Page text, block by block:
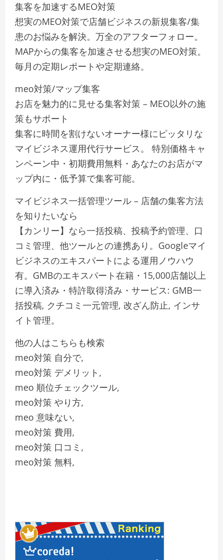
集客を加速するMEO対策
想実のMEO対策で店舗ビジネスの新規集客/集
患のお悩みを解決。万全のアフターフォロー。
MAPからの集客を加速させる想実のMEO対策。
毎月の定期レポートや定期連絡。
meo対策/マップ集客
お店を魅力的に見せる集客対策 – MEO以外の施
策もサポート
集客に時間を割けないオーナー様にピッタリな
マイビジネス運用代行サービス。 特別価格キャ
ンペーン中・初期費用無料・あなたのお店がマ
ップ内に・低予算で集客可能。
マイビジネス一括管理ツール – 店舗の集客方法
を知りたいなら
【カンリー】なら一括投稿、投稿予約管理、口
コミ管理、他ツールとの連携あり。Googleマイ
ビジネスのエキスパートによる運用ノウハウ
有。GMBのエキスパート在籍・15,000店舗以上
に導入済み・特許取得済み・サービス: GMB一
括投稿, クチコミ一元管理, 改ざん防止, インサ
イト管理。
他の人はこちらも検索
meo対策 自分で,
meo対策 デメリット,
meo 順位チェックツール,
meo対策 やり方,
meo 意味ない,
meo対策 費用,
meo対策 口コミ,
meo対策 無料,